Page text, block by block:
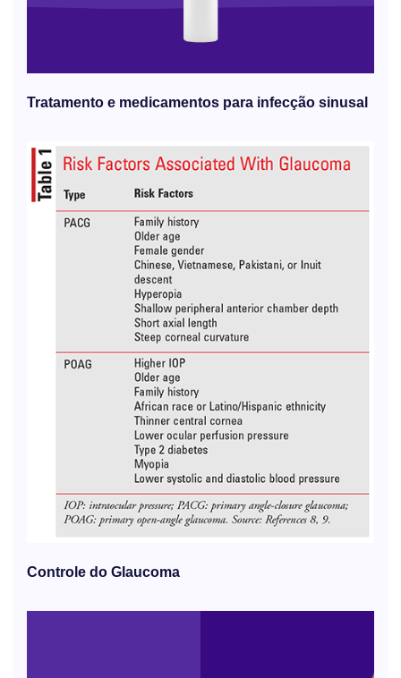
Tratamento e medicamentos para infecção sinusal
Controle do Glaucoma